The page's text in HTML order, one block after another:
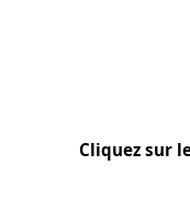
Cliquez sur